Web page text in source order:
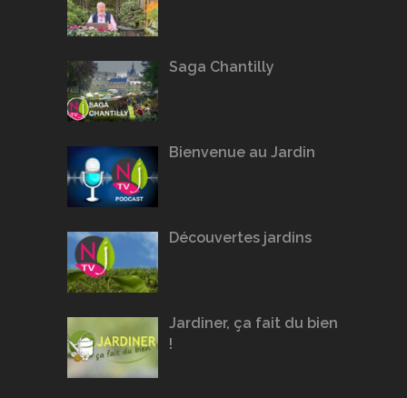
Saga Chantilly
Bienvenue au Jardin
Découvertes jardins
Jardiner, ça fait du bien
!